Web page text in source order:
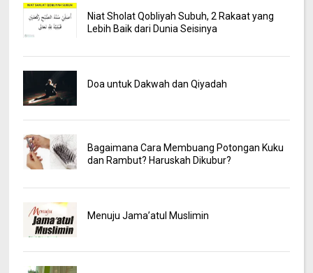
Niat Sholat Qobliyah Subuh, 2 Rakaat yang
Lebih Baik dari Dunia Seisinya
Doa untuk Dakwah dan Qiyadah
Bagaimana Cara Membuang Potongan Kuku
dan Rambut? Haruskah Dikubur?
Menuju Jama’atul Muslimin